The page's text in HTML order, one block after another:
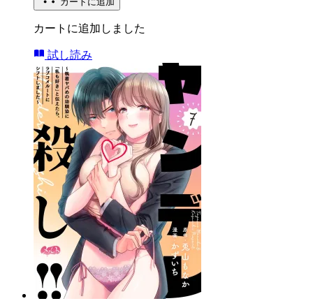
カートに追加しました
試し読み